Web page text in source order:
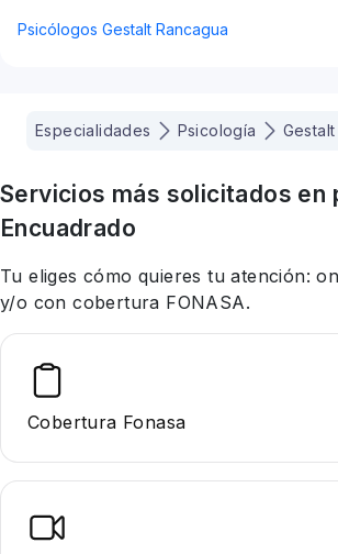
Psicólogos Gestalt Rancagua
Especialidades Psicología Gestalt
Servicios más solicitados en
Encuadrado
Tu eliges cómo quieres tu atención:
y/o con cobertura FONASA.
Cobertura Fonasa